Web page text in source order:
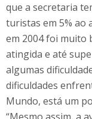
que a secretaria
turistas em 5% ao
em 2004 foi muito
atingida e até
algumas
dificuldades
Mundo, está um